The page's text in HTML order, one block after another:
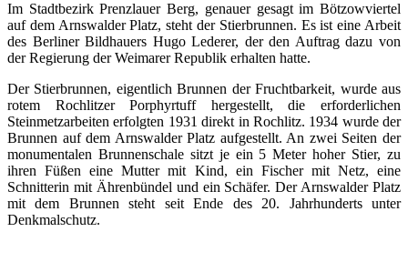
Im Stadtbezirk Prenzlauer Berg, genauer gesagt im Bötzowviertel
auf dem Arnswalder Platz, steht der Stierbrunnen. Es ist eine Arbeit
des Berliner Bildhauers Hugo Lederer, der den Auftrag dazu von
der Regierung der Weimarer Republik erhalten hatte.
Der Stierbrunnen, eigentlich Brunnen der Fruchtbarkeit, wurde aus
rotem Rochlitzer Porphyrtuff hergestellt, die erforderlichen
Steinmetzarbeiten erfolgten 1931 direkt in Rochlitz. 1934 wurde der
Brunnen auf dem Arnswalder Platz aufgestellt. An zwei Seiten der
monumentalen Brunnenschale sitzt je ein 5 Meter hoher Stier, zu
ihren Füßen eine Mutter mit Kind, ein Fischer mit Netz, eine
Schnitterin mit Ährenbündel und ein Schäfer. Der Arnswalder Platz
mit dem Brunnen steht seit Ende des 20. Jahrhunderts unter
Denkmalschutz.